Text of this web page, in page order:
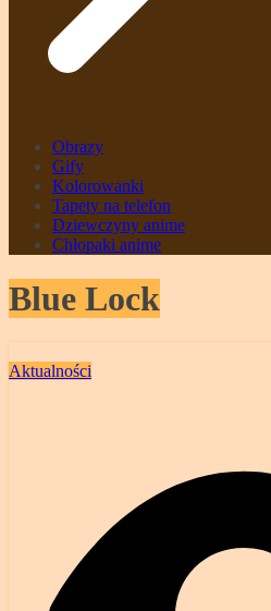
Obrazy
Gify
Kolorowanki
Tapety na telefon
Dziewczyny anime
Chłopaki anime
Blue Lock
Aktualności